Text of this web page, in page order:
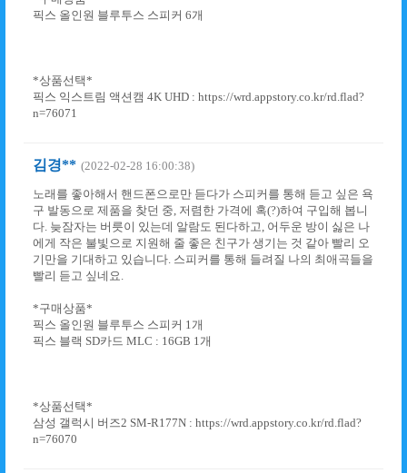
픽스 올인원 블루투스 스피커 6개
*상품선택*
픽스 익스트림 액션캠 4K UHD : https://wrd.appstory.co.kr/rd.flad?
n=76071
김경** (2022-02-28 16:00:38)
노래를 좋아해서 핸드폰으로만 듣다가 스피커를 통해 듣고 싶은 욕
구 발동으로 제품을 찾던 중, 저렴한 가격에 혹(?)하여 구입해 봅니
다. 늦잠자는 버릇이 있는데 알람도 된다하고, 어두운 방이 싫은 나
에게 작은 불빛으로 지원해 줄 좋은 친구가 생기는 것 같아 빨리 오
기만을 기대하고 있습니다. 스피커를 통해 들려질 나의 최애곡들을
빨리 듣고 싶네요.
*구매상품*
픽스 올인원 블루투스 스피커 1개
픽스 블랙 SD카드 MLC : 16GB 1개
*상품선택*
삼성 갤럭시 버즈2 SM-R177N : https://wrd.appstory.co.kr/rd.flad?
n=76070